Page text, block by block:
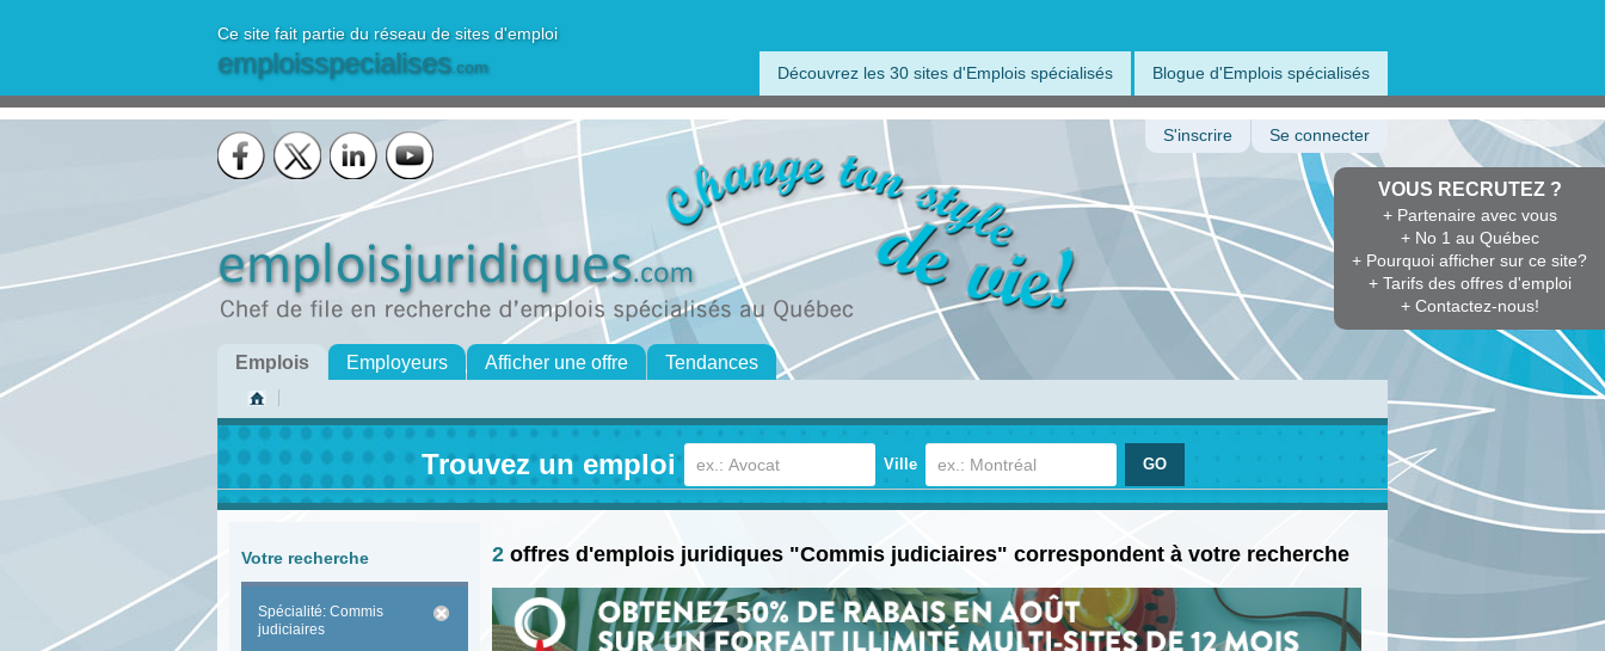
Ce site fait partie du réseau de sites d'emploi
emploisspecialises.com Découvrez les 30 sites d'Emplois spécialisés Blogue d'Emplois spécialisés
VOUS RECRUTEZ ?
+ Partenaire avec vous
+ No 1 au Québec
+ Pourquoi afficher sur ce site?
+ Tarifs des offres d'emploi
+ Contactez-nous!
S'inscrire Se connecter
Emplois Employeurs Afficher une offre Tendances
Trouvez un emploi Ville
Votre recherche
Spécialité: Commis
judiciaires
2 offres d'emplois juridiques "Commis judiciaires" correspondent à votre recherche